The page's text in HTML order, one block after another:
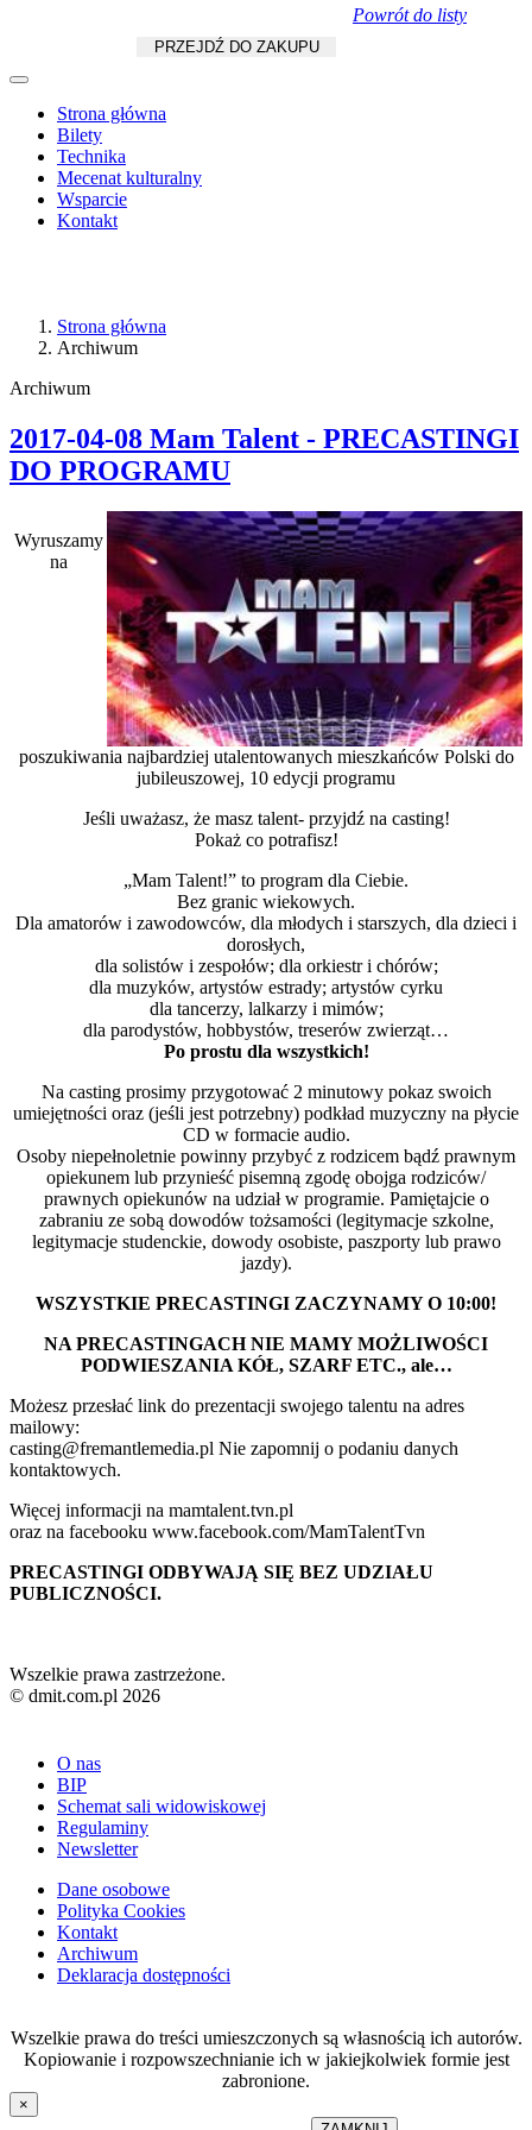
PRZEJDŹ DO ZAKUPU
Strona główna
Bilety
Technika
Mecenat kulturalny
Wsparcie
Kontakt
Strona główna
Archiwum
Archiwum
2017-04-08 Mam Talent - PRECASTINGI
DO PROGRAMU
Powrót do listy
Wyruszamy
na
poszukiwania najbardziej utalentowanych mieszkańców Polski do
jubileuszowej, 10 edycji programu
Jeśli uważasz, że masz talent- przyjdź na casting!
Pokaż co potrafisz!
„Mam Talent!” to program dla Ciebie.
Bez granic wiekowych.
Dla amatorów i zawodowców, dla młodych i starszych, dla dzieci i
dorosłych,
dla solistów i zespołów; dla orkiestr i chórów;
dla muzyków, artystów estrady; artystów cyrku
dla tancerzy, lalkarzy i mimów;
dla parodystów, hobbystów, treserów zwierząt…
Po prostu dla wszystkich!
Na casting prosimy przygotować 2 minutowy pokaz swoich
umiejętności oraz (jeśli jest potrzebny) podkład muzyczny na płycie
CD w formacie audio.
Osoby niepełnoletnie powinny przybyć z rodzicem bądź prawnym
opiekunem lub przynieść pisemną zgodę obojga rodziców/
prawnych opiekunów na udział w programie. Pamiętajcie o
zabraniu ze sobą dowodów tożsamości (legitymacje szkolne,
legitymacje studenckie, dowody osobiste, paszporty lub prawo
jazdy).
WSZYSTKIE PRECASTINGI ZACZYNAMY O 10:00!
NA PRECASTINGACH NIE MAMY MOŻLIWOŚCI
PODWIESZANIA KÓŁ, SZARF ETC., ale…
Możesz przesłać link do prezentacji swojego talentu na adres
mailowy:
casting@fremantlemedia.pl Nie zapomnij o podaniu danych
kontaktowych.
Więcej informacji na mamtalent.tvn.pl
oraz na facebooku www.facebook.com/MamTalentTvn
PRECASTINGI ODBYWAJĄ SIĘ BEZ UDZIAŁU
PUBLICZNOŚCI.
Wszelkie prawa zastrzeżone.
© dmit.com.pl 2026
O nas
BIP
Schemat sali widowiskowej
Regulaminy
Newsletter
Dane osobowe
Polityka Cookies
Kontakt
Archiwum
Deklaracja dostępności
Wszelkie prawa do treści umieszczonych są własnością ich autorów.
Kopiowanie i rozpowszechnianie ich w jakiejkolwiek formie jest
zabronione.
×